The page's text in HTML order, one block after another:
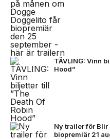
TÄVLING: Vinn
Hood”
Ny trailer för
biopremiär 21